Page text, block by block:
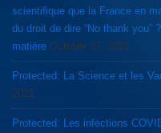
scientifique que la France en
du droit de dire “No thank you”
matière October 17, 2021
Protected: La Science et les
2021
Protected: Les infections